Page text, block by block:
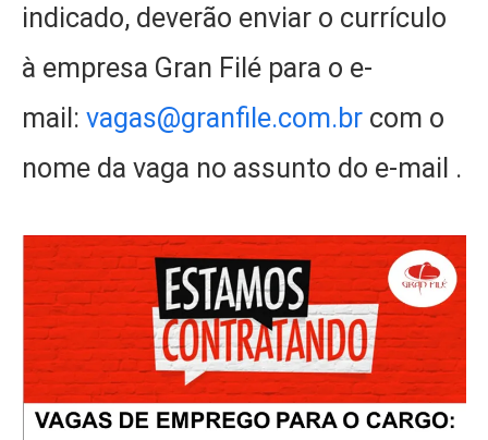
indicado, deverão enviar o currículo
à empresa Gran Filé para o e-
mail: vagas@granfile.com.br com o
nome da vaga no assunto do e-mail .